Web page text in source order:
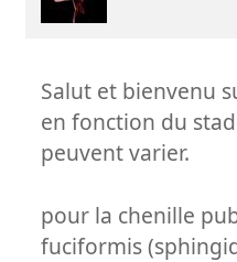
Salut et bienvenu
en fonction du
peuvent varier.
pour la chenille
fuciformis